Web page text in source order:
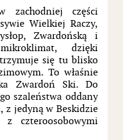
zachodniej części
Wielkiej Raczy,
Zwardońską i
dzięki
się tu blisko
To właśnie
Zwardoń Ski. Do
szaleństwa oddany
z jedyną w Beskidzie
czteroosobowymi